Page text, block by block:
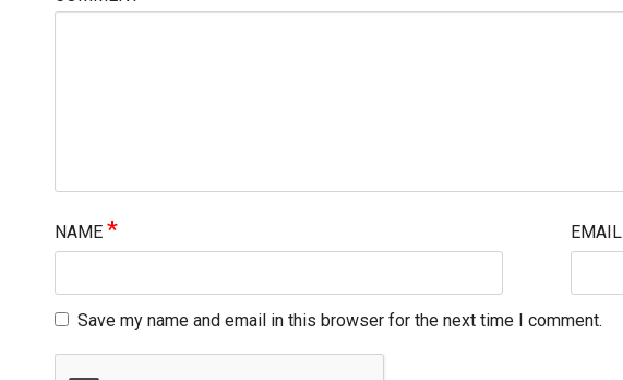
NAME * EMAIL
Save my name and email in this browser for the next time I comment.